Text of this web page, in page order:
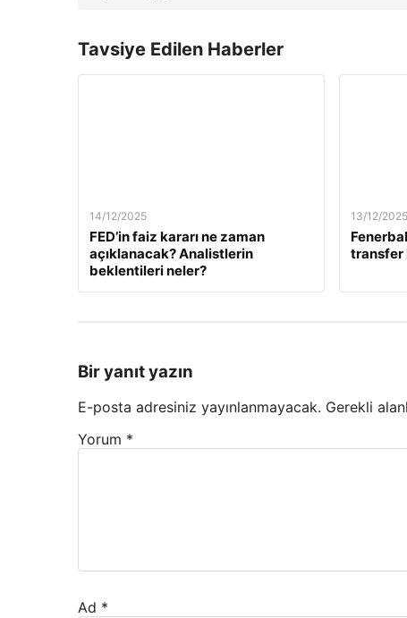
Tavsiye Edilen Haberler
14/12/2025
FED’in faiz kararı ne zaman
açıklanacak? Analistlerin
beklentileri neler?
13/12/2025
transfer
Bir yanıt yazın
E-posta adresiniz yayınlanmayacak. Gerekli
Yorum *
Ad *